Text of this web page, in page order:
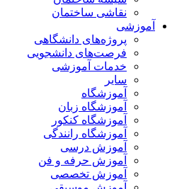
نقاشی ساختمان
آموزشی
پروژه‌های دانشگاهی
فرصت‌های دانشجویی
خدمات آموزشی
سایر
آموزشگاه
آموزشگاه زبان
آموزشگاه کنکور
آموزشگاه رانندگی
آموزش درسی
آموزش حرفه و فن
آموزش تخصصی